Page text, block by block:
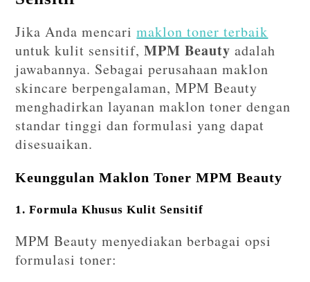
Jika Anda mencarimaklon toner terbaik
untuk kulit sensitif,MPM Beauty adalah
jawabannya. Sebagai perusahaan maklon
skincare berpengalaman, MPM Beauty
menghadirkan layanan maklon toner dengan
standar tinggi dan formulasi yang dapat
disesuaikan.
Keunggulan Maklon Toner MPM Beauty
1. Formula Khusus Kulit Sensitif
MPM Beauty menyediakan berbagai opsi
formulasi toner: